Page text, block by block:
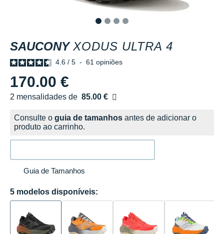
SAUCONY XODUS ULTRA 4
4.6 / 5 - 61 opiniões
170.00 €
2 mensalidades de 85.00 €
sem custos
Consulte o guia de tamanhos antes de adicionar o
produto ao carrinho.
Guia de Tamanhos
5 modelos disponíveis: